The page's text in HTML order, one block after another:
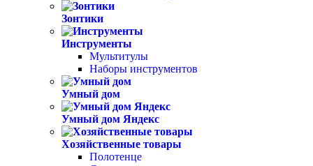
Зонтики
Инструменты
Мультитулы
Наборы инструментов
Умный дом
Умный дом Яндекс
Хозяйственные товары
Полотенце